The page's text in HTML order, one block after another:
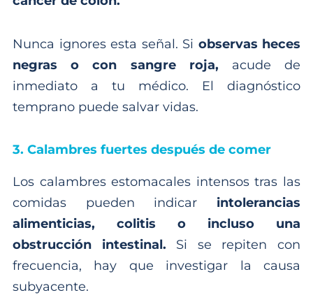
Nunca ignores esta señal. Si observas heces
negras o con sangre roja, acude de
inmediato a tu médico. El diagnóstico
temprano puede salvar vidas.
3. Calambres fuertes después de comer
Los calambres estomacales intensos tras las
comidas pueden indicar intolerancias
alimenticias, colitis o incluso una
obstrucción intestinal. Si se repiten con
frecuencia, hay que investigar la causa
subyacente.